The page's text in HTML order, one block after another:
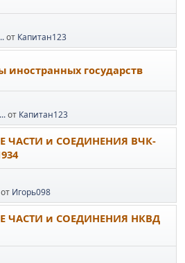
от Капитан123
иностранных государств
от Капитан123
ЧАСТИ и СОЕДИНЕНИЯ ВЧК-
от Игорь098
ЧАСТИ и СОЕДИНЕНИЯ НКВД